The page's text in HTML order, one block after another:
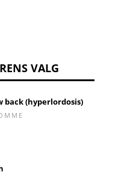
VALG
back (hyperlordosis)